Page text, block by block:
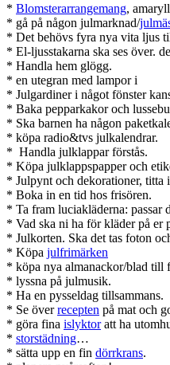
* Blomsterarrangemang,
* gå på någon julmarknad/
* Det behövs fyra nya vita ljus
* El-ljusstakarna ska ses över.
* Handla hem glögg.
* en utegran med lampor i
* Julgardiner i något fönster
* Baka pepparkakor och
* Ska barnen ha någon
* köpa radio&tvs julkalendrar.
* Handla julklappar förstås.
* Köpa julklappspapper och
* Julpynt och dekorationer, titta
* Boka in en tid hos frisören.
* Ta fram luciakläderna: passar
* Vad ska ni ha för kläder på er
* Julkorten. Ska det tas foton
* Köpa julfrimärken
* köpa nya almanackor/blad till
* lyssna på julmusik.
* Ha en pysseldag tillsammans.
* Se överrecepten på mat och
* göra fina islyktoratt ha
* storstädning…
* sätta upp en fin dörrkrans.